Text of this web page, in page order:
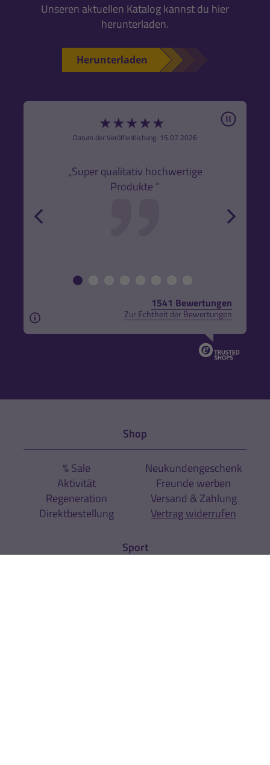
Unseren aktuellen Katalog kannst du hier
herunterladen.
Herunterladen
★★★★★
Datum der Veröffentlichung: 15.07.2026
„Super qualitativ hochwertige
Produkte ”
Pause
1541 Bewertungen
Zur Echtheit der Bewertungen
Aus rechtlichen Gründen weisen wir darauf hin,
Shop
% Sale
Aktivität
Regeneration
Direktbestellung
Neukundengeschenk
Freunde werben
Versand & Zahlung
Vertrag widerrufen
Sport